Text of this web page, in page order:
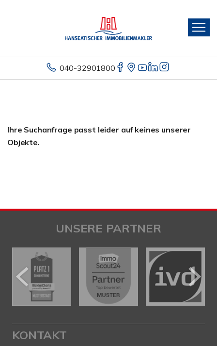
040-32901800
Ihre Suchanfrage passt leider auf keines unserer
Objekte.
UNSERE PARTNER
KONTAKT